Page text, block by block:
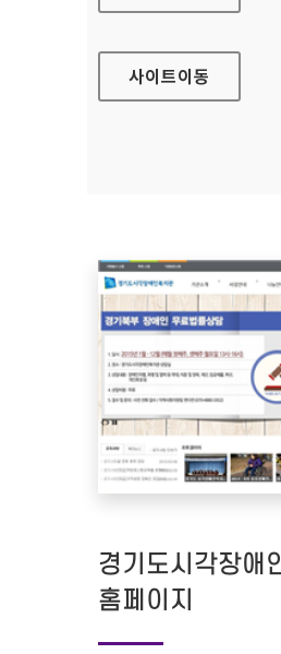
사이트이동
경기도시각장애
홈페이지